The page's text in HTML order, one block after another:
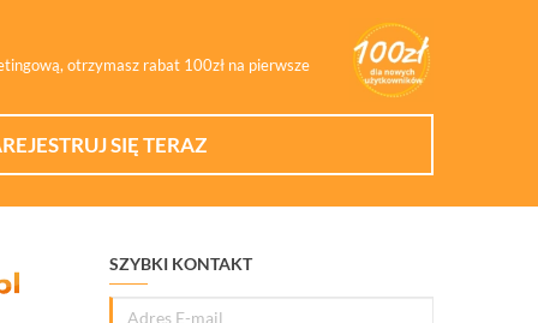
otrzymasz rabat 100zł na pierwsze
SIĘ TERAZ
SZYBKI KONTAKT